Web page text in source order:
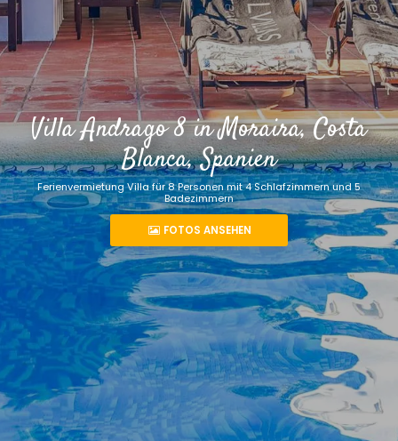
Villa Andrago 8 in Moraira, Costa
Blanca, Spanien
Ferienvermietung Villa für 8 Personen mit 4 Schlafzimmern und 5
Badezimmern
FOTOS ANSEHEN